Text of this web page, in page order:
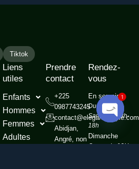
Tiktok
Liens
utiles
Enfants
Hommes
Femmes
Adultes
Prendre
contact
+225
0987743245
contact@elegancestyle.com
Abidjan,
Angré, non
Rendez-
vous
En semaine
Du Mardi au
Samedi de 8h-
18h
Dimanche
Ouvert de 12H
Open
1